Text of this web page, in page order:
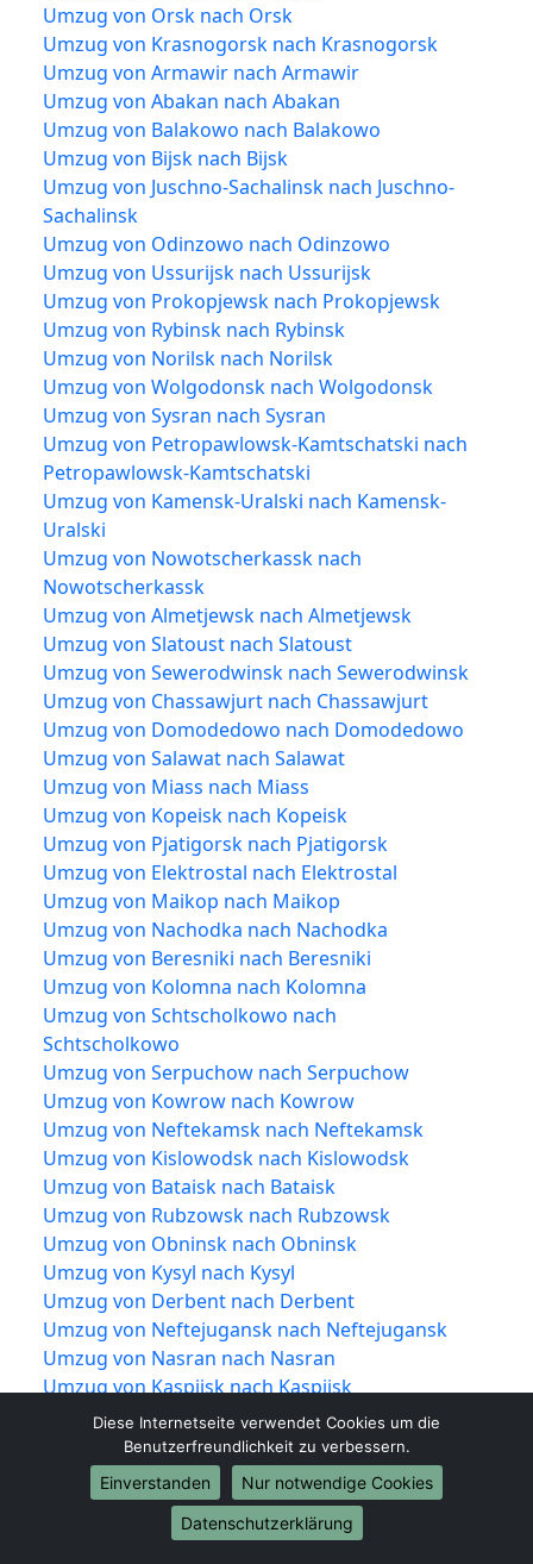
Umzug von Orsk nach Orsk
Umzug von Krasnogorsk nach Krasnogorsk
Umzug von Armawir nach Armawir
Umzug von Abakan nach Abakan
Umzug von Balakowo nach Balakowo
Umzug von Bijsk nach Bijsk
Umzug von Juschno-Sachalinsk nach Juschno-
Sachalinsk
Umzug von Odinzowo nach Odinzowo
Umzug von Ussurijsk nach Ussurijsk
Umzug von Prokopjewsk nach Prokopjewsk
Umzug von Rybinsk nach Rybinsk
Umzug von Norilsk nach Norilsk
Umzug von Wolgodonsk nach Wolgodonsk
Umzug von Sysran nach Sysran
Umzug von Petropawlowsk-Kamtschatski nach
Petropawlowsk-Kamtschatski
Umzug von Kamensk-Uralski nach Kamensk-
Uralski
Umzug von Nowotscherkassk nach
Nowotscherkassk
Umzug von Almetjewsk nach Almetjewsk
Umzug von Slatoust nach Slatoust
Umzug von Sewerodwinsk nach Sewerodwinsk
Umzug von Chassawjurt nach Chassawjurt
Umzug von Domodedowo nach Domodedowo
Umzug von Salawat nach Salawat
Umzug von Miass nach Miass
Umzug von Kopeisk nach Kopeisk
Umzug von Pjatigorsk nach Pjatigorsk
Umzug von Elektrostal nach Elektrostal
Umzug von Maikop nach Maikop
Umzug von Nachodka nach Nachodka
Umzug von Beresniki nach Beresniki
Umzug von Kolomna nach Kolomna
Umzug von Schtscholkowo nach
Schtscholkowo
Umzug von Serpuchow nach Serpuchow
Umzug von Kowrow nach Kowrow
Umzug von Neftekamsk nach Neftekamsk
Umzug von Kislowodsk nach Kislowodsk
Umzug von Bataisk nach Bataisk
Umzug von Rubzowsk nach Rubzowsk
Umzug von Obninsk nach Obninsk
Umzug von Kysyl nach Kysyl
Umzug von Derbent nach Derbent
Umzug von Neftejugansk nach Neftejugansk
Umzug von Nasran nach Nasran
Umzug von Kaspijsk nach Kaspijsk
Umzug von Dolgoprudny nach Dolgoprudny
Umzug von Nowotscheboksarsk nach
Nowotscheboksarsk
Umzug von Nowomoskowsk nach
Nowomoskowsk
Diese Internetseite verwendet Cookies um die
Benutzerfreundlichkeit zu verbessern.
Einverstanden
Nur notwendige Cookies
Datenschutzerklärung